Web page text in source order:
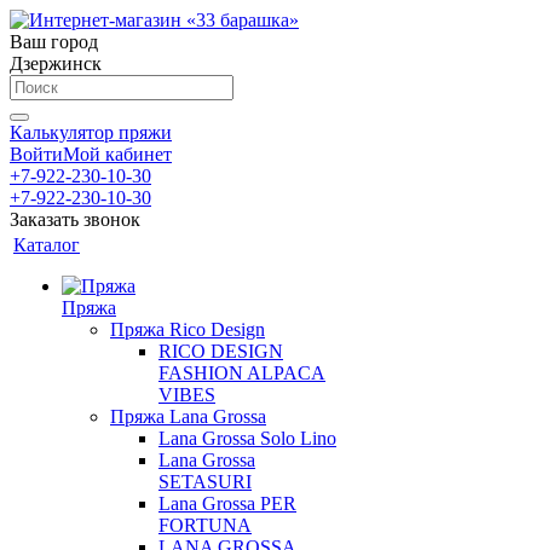
Ваш город
Дзержинск
Калькулятор пряжи
ВойтиМой кабинет
+7-922-230-10-30
+7-922-230-10-30
Заказать звонок
Каталог
Пряжа
Пряжа Rico Design
RICO DESIGN
FASHION ALPACA
VIBES
Пряжа Lana Grossa
Lana Grossa Solo Lino
Lana Grossa
SETASURI
Lana Grossa PER
FORTUNA